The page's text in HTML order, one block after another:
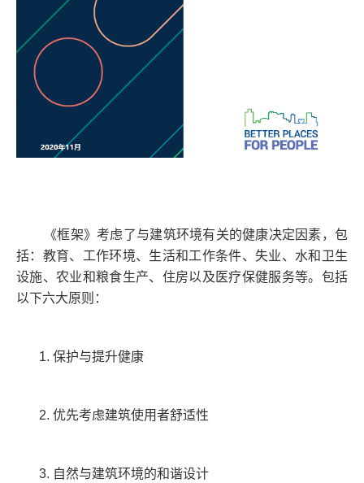
《框架》考虑了与建筑环境有关的健康决定因素，包
括：教育、工作环境、生活和工作条件、失业、水和卫生
设施、农业和粮食生产、住房以及医疗保健服务等。包括
以下六大原则：
1. 保护与提升健康
2. 优先考虑建筑使用者舒适性
3. 自然与建筑环境的和谐设计